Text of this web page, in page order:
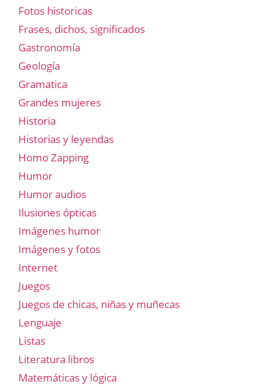
Fotos historicas
Frases, dichos, significados
Gastronomía
Geología
Gramatica
Grandes mujeres
Historia
Historias y leyendas
Homo Zapping
Humor
Humor audios
Ilusiones ópticas
Imágenes humor
Imágenes y fotos
Internet
Juegos
Juegos de chicas, niñas y muñecas
Lenguaje
Listas
Literatura libros
Matemáticas y lógica